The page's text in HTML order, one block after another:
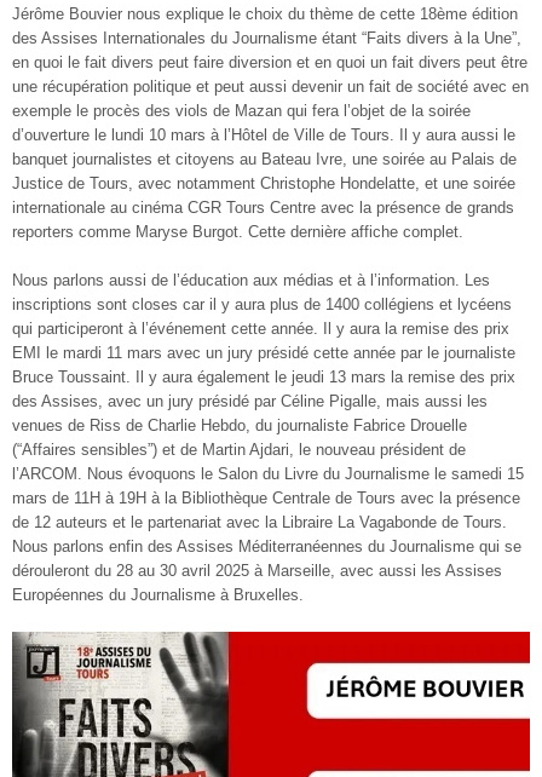
Jérôme Bouvier nous explique le choix du thème de cette 18ème édition
des Assises Internationales du Journalisme étant “Faits divers à la Une”,
en quoi le fait divers peut faire diversion et en quoi un fait divers peut être
une récupération politique et peut aussi devenir un fait de société avec en
exemple le procès des viols de Mazan qui fera l’objet de la soirée
d’ouverture le lundi 10 mars à l’Hôtel de Ville de Tours. Il y aura aussi le
banquet journalistes et citoyens au Bateau Ivre, une soirée au Palais de
Justice de Tours, avec notamment Christophe Hondelatte, et une soirée
internationale au cinéma CGR Tours Centre avec la présence de grands
reporters comme Maryse Burgot. Cette dernière affiche complet.
Nous parlons aussi de l’éducation aux médias et à l’information. Les
inscriptions sont closes car il y aura plus de 1400 collégiens et lycéens
qui participeront à l’événement cette année. Il y aura la remise des prix
EMI le mardi 11 mars avec un jury présidé cette année par le journaliste
Bruce Toussaint. Il y aura également le jeudi 13 mars la remise des prix
des Assises, avec un jury présidé par Céline Pigalle, mais aussi les
venues de Riss de Charlie Hebdo, du journaliste Fabrice Drouelle
(“Affaires sensibles”) et de Martin Ajdari, le nouveau président de
l’ARCOM. Nous évoquons le Salon du Livre du Journalisme le samedi 15
mars de 11H à 19H à la Bibliothèque Centrale de Tours avec la présence
de 12 auteurs et le partenariat avec la Libraire La Vagabonde de Tours.
Nous parlons enfin des Assises Méditerranéennes du Journalisme qui se
dérouleront du 28 au 30 avril 2025 à Marseille, avec aussi les Assises
Européennes du Journalisme à Bruxelles.